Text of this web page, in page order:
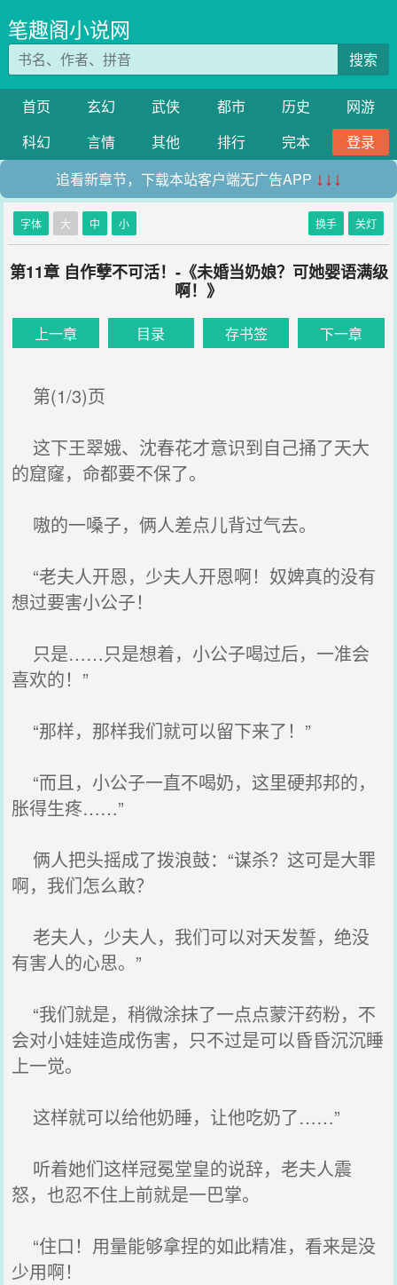
笔趣阁小说网
搜索
首页 玄幻 武侠 都市 历史
网游
科幻
言情 其他 排行 完本
登录
追看新章节，下载本站客户端无广告APP ↓↓↓
字体 大 中 小 换手 关灯
第11章 自作孽不可活！-《未婚当奶娘？可她婴语满级
啊！》
上一章 目录 存书签 下一章
第(1/3)页
这下王翠娥、沈春花才意识到自己捅了天大
的窟窿，命都要不保了。
嗷的一嗓子，俩人差点儿背过气去。
“老夫人开恩，少夫人开恩啊！奴婢真的没有
想过要害小公子！
只是……只是想着，小公子喝过后，一准会
喜欢的！”
“那样，那样我们就可以留下来了！”
“而且，小公子一直不喝奶，这里硬邦邦的，
胀得生疼……”
俩人把头摇成了拨浪鼓：“谋杀？这可是大罪
啊，我们怎么敢？
老夫人，少夫人，我们可以对天发誓，绝没
有害人的心思。”
“我们就是，稍微涂抹了一点点蒙汗药粉，不
会对小娃娃造成伤害，只不过是可以昏昏沉沉睡
上一觉。
这样就可以给他奶睡，让他吃奶了……”
听着她们这样冠冕堂皇的说辞，老夫人震
怒，也忍不住上前就是一巴掌。
“住口！用量能够拿捏的如此精准，看来是没
少用啊！